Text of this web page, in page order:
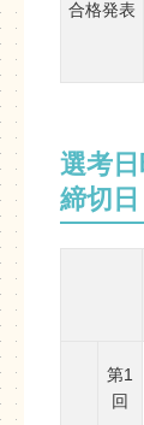
合格発表
選考
締切日
第1
回